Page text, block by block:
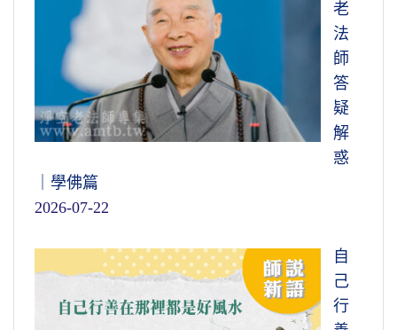
老
法
師
答
疑
解
惑
｜學佛篇
2026-07-22
自
己
行